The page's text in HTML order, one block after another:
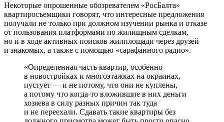
Некоторые опрошенные обозревателем «РосБалта»
квартиросъемщики говорят, что интересные предложения
получали не только при должном изучении рынка и отказе
от пользования платформами по жилищным сделкам,
но и в ходе активных поисков жилплощади через друзей
и знакомых, а также с помощью «сарафанного радио».
«Определенная часть квартир, особенно
в новостройках и многоэтажках на окраинах,
пустует — и не потому, что они не куплены,
а потому что когда-то вложившие в них деньги
хозяева в силу разных причин так туда
и не переехали. Сдавать такие квартиры без